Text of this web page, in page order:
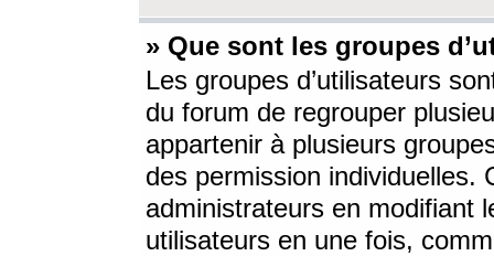
» Que sont les groupes
Les groupes d’utilisateurs
du forum de regrouper
appartenir à plusieurs
des permission individuelles.
administrateurs en modifiant
utilisateurs en une fois,